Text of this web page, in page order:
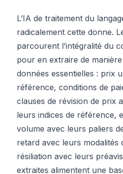
L’IA de traitement du
radicalement cette donne.
parcourent l’intégralité du
pour en extraire de
données essentielles : prix
référence, conditions de
clauses de révision de prix
leurs indices de référence,
volume avec leurs paliers
retard avec leurs modalités
résiliation avec leurs
extraites alimentent une